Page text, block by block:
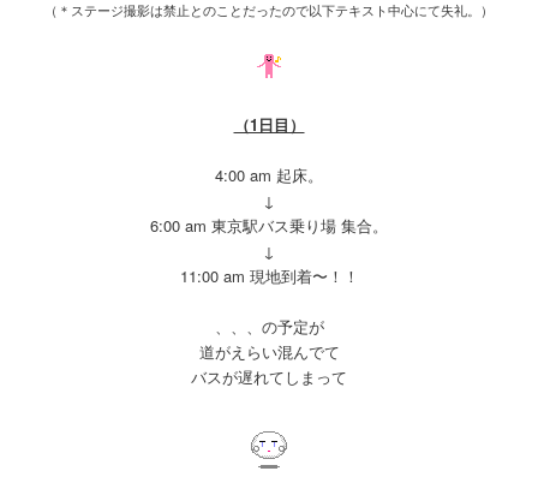
（＊ステージ撮影は禁止とのことだったので以下テキスト中心にて失礼。）
（1日目）
4:00 am 起床。
↓
6:00 am 東京駅バス乗り場 集合。
↓
11:00 am 現地到着〜！！
、、、の予定が
道がえらい混んでて
バスが遅れてしまって